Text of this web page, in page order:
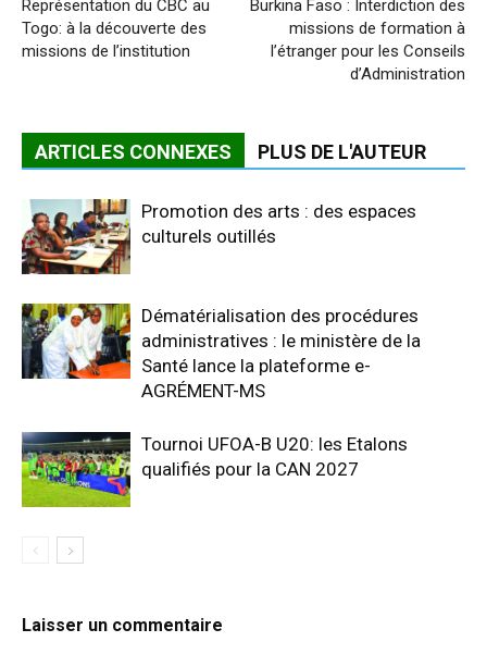
Représentation du CBC au
Togo: à la découverte des
missions de l’institution
Burkina Faso : Interdiction des
missions de formation à
l’étranger pour les Conseils
d’Administration
ARTICLES CONNEXES PLUS DE L'AUTEUR
Promotion des arts : des espaces
culturels outillés
Dématérialisation des procédures
administratives : le ministère de la
Santé lance la plateforme e-
AGRÉMENT-MS
Tournoi UFOA-B U20: les Etalons
qualifiés pour la CAN 2027
Laisser un commentaire